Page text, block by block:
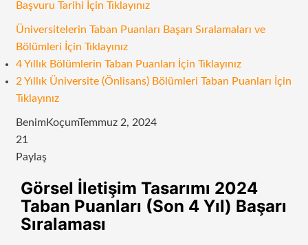
Başvuru Tarihi İçin Tıklayınız
Üniversitelerin Taban Puanları Başarı Sıralamaları ve
Bölümleri İçin Tıklayınız
4 Yıllık Bölümlerin Taban Puanları İçin Tıklayınız
2 Yıllık Üniversite (Önlisans) Bölümleri Taban Puanları İçin
Tıklayınız
BenimKoçumTemmuz 2, 2024
21
Paylaş
Posta
paylaş
Görsel İletişim Tasarımı 2024
Taban Puanları (Son 4 Yıl) Başarı
Sıralaması